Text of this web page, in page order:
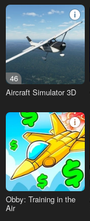
46
Aircraft Simulator 3D
Obby: Training in the
Air